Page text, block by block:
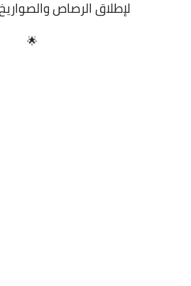
لإطلاق الرصاص
🌟